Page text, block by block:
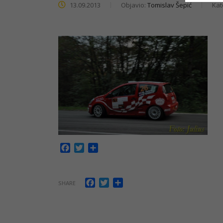
13.09.2013 Objavio: Tomislav Šepić
Facebook
Twitter
SHARE Facebook
Twitter